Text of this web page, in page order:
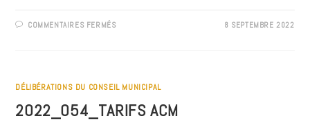
COMMENTAIRES FERMÉSSUR 8 SEPTEMBRE 2022
DÉLIBÉRATIONS DU CONSEIL MUNICIPAL
2022_054_TARIFS ACM